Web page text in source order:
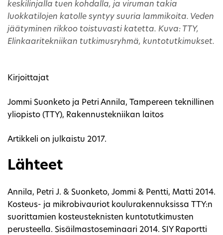
keskilinjalla tuen kohdalla, ja viruman takia
luokkatilojen katolle syntyy suuria lammikoita. Veden
jäätyminen rikkoo toistuvasti katetta. Kuva: TTY,
Elinkaaritekniikan tutkimusryhmä, kuntotutkimukset.
Kirjoittajat
Jommi Suonketo ja Petri Annila, Tampereen teknillinen
yliopisto (TTY), Rakennustekniikan laitos
Artikkeli on julkaistu 2017.
Lähteet
Annila, Petri J. & Suonketo, Jommi & Pentti, Matti 2014.
Kosteus- ja mikrobivauriot koulurakennuksissa TTY:n
suorittamien kosteusteknisten kuntotutkimusten
perusteella. Sisäilmastoseminaari 2014. SIY Raportti